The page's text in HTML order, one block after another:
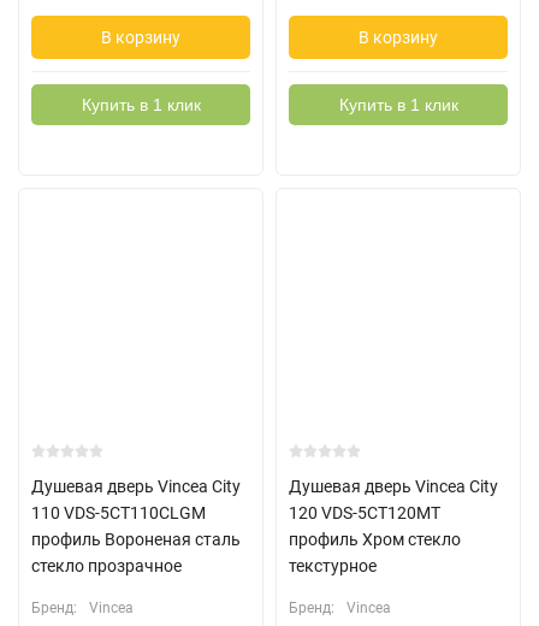
В корзину
Купить в 1 клик
В корзину
Купить в 1 клик
Душевая дверь Vincea City
110 VDS-5CT110CLGM
профиль Вороненая сталь
стекло прозрачное
Бренд: Vincea
Душевая дверь Vincea City
120 VDS-5CT120MT
профиль Хром стекло
текстурное
Бренд: Vincea